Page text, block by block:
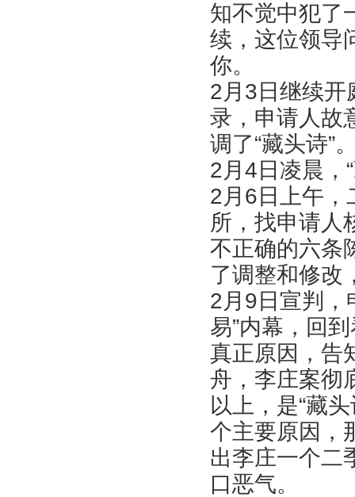
知不觉中犯了
续，这位领导
你。
2月3日继续开
录，申请人故
调了“藏头诗”
2月4日凌晨，
2月6日上午，
所，找申请人
不正确的六条
了调整和修改
2月9日宣判，
易”内幕，回
真正原因，告
舟，李庄案彻
以上，是“藏
个主要原因，
出李庄一个二
口恶气。